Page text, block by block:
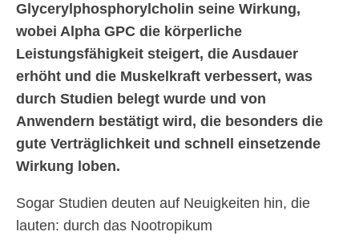
Glycerylphosphorylcholin seine Wirkung,
wobei Alpha GPC die körperliche
Leistungsfähigkeit steigert, die Ausdauer
erhöht und die Muskelkraft verbessert, was
durch Studien belegt wurde und von
Anwendern bestätigt wird, die besonders die
gute Verträglichkeit und schnell einsetzende
Wirkung loben.
Sogar Studien deuten auf Neuigkeiten hin, die
lauten: durch das Nootropikum